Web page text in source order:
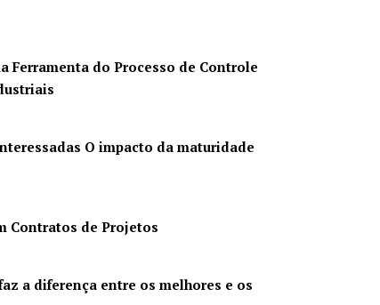
Ferramenta do Processo de Controle
O impacto da maturidade
Contratos de Projetos
a diferença entre os melhores e os